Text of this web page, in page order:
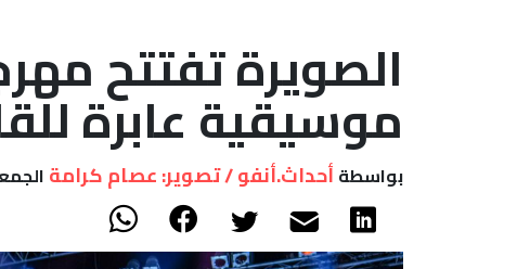
الصويرة تفتتح
موسيقية عابرة
بواسطة أحداث.أنفو / تصوير: عصام كرامة الجمعة 26 يونيو,